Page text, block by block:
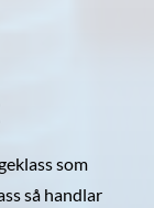
som
så handlar